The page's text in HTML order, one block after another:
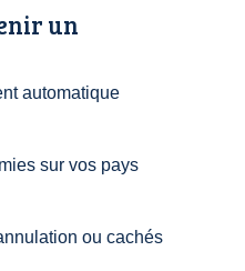
un
automatique
sur vos pays
ou cachés